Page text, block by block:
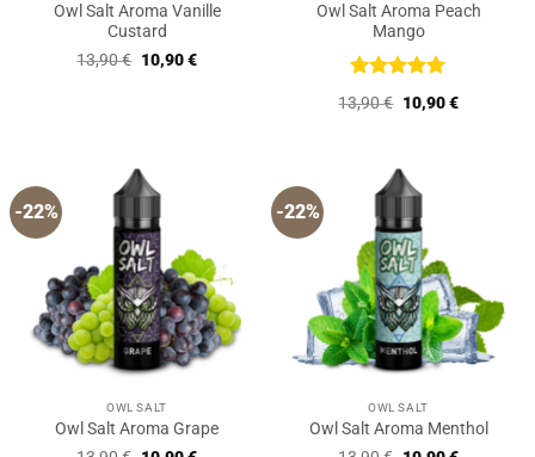
Owl Salt Aroma Vanille
Custard
13,90€ Ursprünglicher
Preis
10,90€Aktueller
Owl Salt Aroma Peach
Mango
Bewertet
mit 5 von
13,90€ Ursprünglicher
Preis
10,90€Aktueller
-22%
OWL SALT
Owl Salt Aroma Grape
-22%
OWL SALT
Owl Salt Aroma Menthol